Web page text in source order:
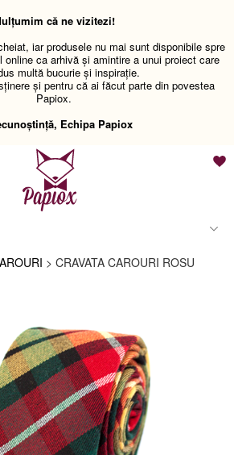
că ne vizitezi!
iar produsele nu mai sunt disponibile spre
ca arhivă și amintire a unui proiect care
multă bucurie și inspirație.
și pentru că ai făcut parte din povestea
Papiox.
Echipa Papiox
> CRAVATA CAROURI ROSU